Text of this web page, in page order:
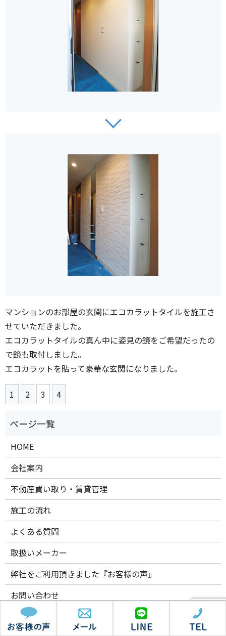
マンションのお部屋の玄関にエコカラットタイルを施工さ
せていただきました。
エコカラットタイルの真ん中に姿見の鏡をご希望だったの
で鏡も取付しました。
エコカラットを貼って豪華な玄関になりました。
1 2 3 4
HOME
会社案内
不動産買い取り・賃貸管理
施工の流れ
よくある質問
取扱いメーカー
弊社をご利用頂きました『お客様の声』
お問い合わせ
プライバシーポリシー